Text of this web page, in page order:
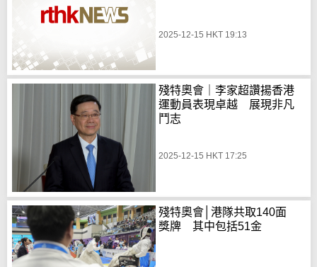
2025-12-15 HKT 19:13
殘特奧會｜李家超讚揚香港
運動員表現卓越 展現非凡
鬥志
2025-12-15 HKT 17:25
殘特奧會│港隊共取140面
獎牌 其中包括51金